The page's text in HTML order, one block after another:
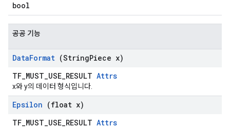
bool
공공 기능
DataFormat (StringPiece x)
TF_MUST_USE_RESULT Attrs
x와 y의 데이터 형식입니다.
Epsilon (float x)
TF_MUST_USE_RESULT Attrs